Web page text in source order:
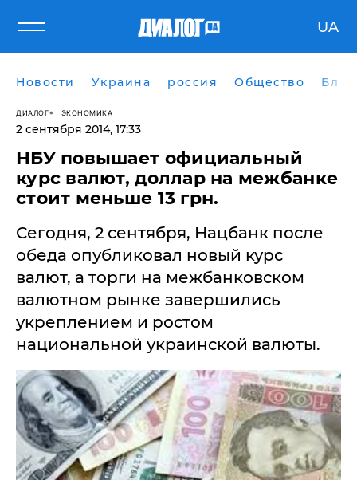
UA
Новости Украина россия Общество
ДИАЛОГ ЭКОНОМИКА
2 сентября 2014, 17:33
НБУ повышает официальный
курс валют, доллар на межбанке
стоит меньше 13 грн.
Сегодня, 2 сентября, Нацбанк после
обеда опубликовал новый курс
валют, а торги на межбанковском
валютном рынке завершились
укреплением и ростом
национальной украинской валюты.